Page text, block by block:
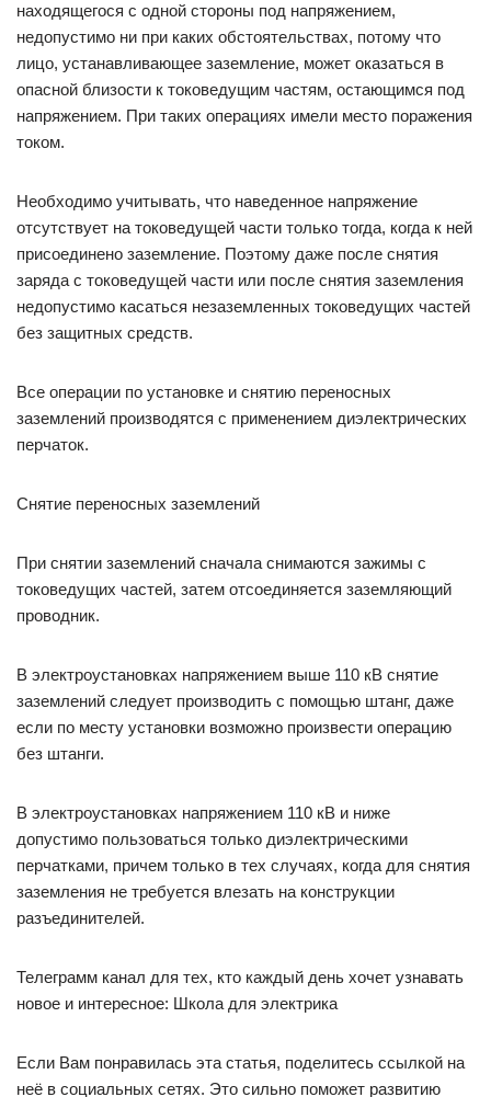
находящегося с одной стороны под напряжением,
недопустимо ни при каких обстоятельствах, потому что
лицо, устанавливающее заземление, может оказаться в
опасной близости к токоведущим частям, остающимся под
напряжением. При таких операциях имели место поражения
током.
Необходимо учитывать, что наведенное напряжение
отсутствует на токоведущей части только тогда, когда к ней
присоединено заземление. Поэтому даже после снятия
заряда с токоведущей части или после снятия заземления
недопустимо касаться незаземленных токоведущих частей
без защитных средств.
Все операции по установке и снятию переносных
заземлений производятся с применением диэлектрических
перчаток.
Снятие переносных заземлений
При снятии заземлений сначала снимаются зажимы с
токоведущих частей, затем отсоединяется заземляющий
проводник.
В электроустановках напряжением выше 110 кВ снятие
заземлений следует производить с помощью штанг, даже
если по месту установки возможно произвести операцию
без штанги.
В электроустановках напряжением 110 кВ и ниже
допустимо пользоваться только диэлектрическими
перчатками, причем только в тех случаях, когда для снятия
заземления не требуется влезать на конструкции
разъединителей.
Телеграмм канал для тех, кто каждый день хочет узнавать
новое и интересное: Школа для электрика
Если Вам понравилась эта статья, поделитесь ссылкой на
неё в социальных сетях. Это сильно поможет развитию